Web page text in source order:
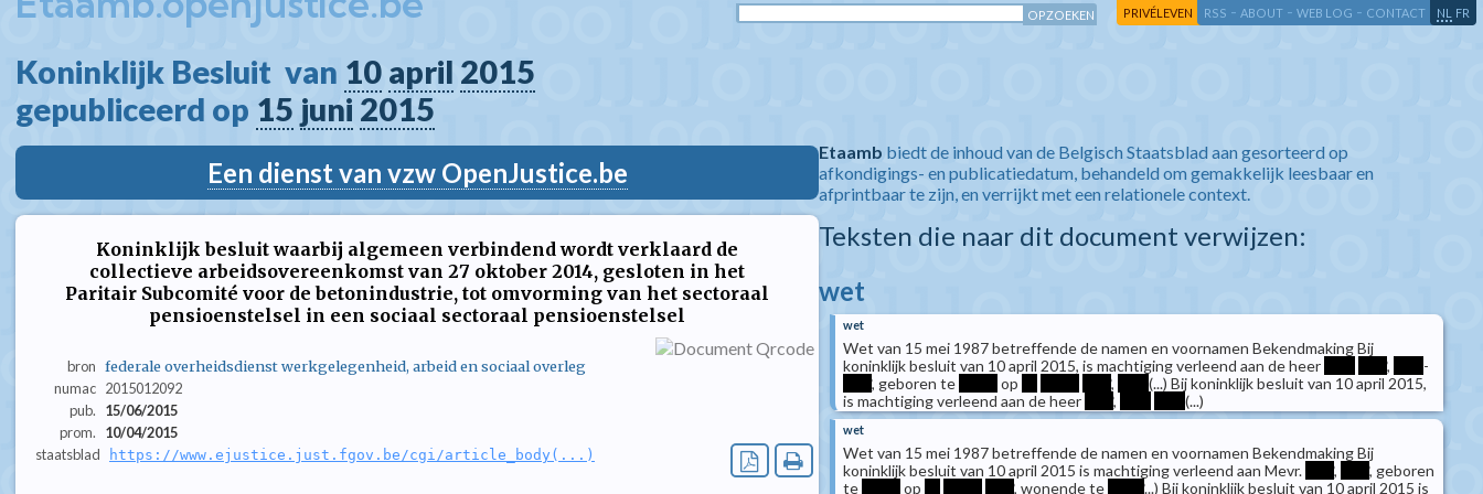
PRIVÉLEVEN RSS - ABOUT - WEB LOG - CONTACT NL FR
Koninklijk Besluit  van 10 april 2015
gepubliceerd op 15 juni 2015
Een dienst van vzw OpenJustice.be
Koninklijk besluit waarbij algemeen verbindend wordt verklaard de
collectieve arbeidsovereenkomst van 27 oktober 2014, gesloten in het
Paritair Subcomité voor de betonindustrie, tot omvorming van het sectoraal
pensioenstelsel in een sociaal sectoraal pensioenstelsel
bron federale overheidsdienst werkgelegenheid, arbeid en sociaal overleg
numac 2015012092
pub.
15/06/2015
prom.
10/04/2015
staatsblad
https://www.ejustice.just.fgov.be/cgi/article_body(...)
Etaamb biedt de inhoud van de Belgisch Staatsblad aan gesorteerd op
afkondigings- en publicatiedatum, behandeld om gemakkelijk leesbaar en
afprintbaar te zijn, en verrijkt met een relationele context.
Teksten die naar dit document verwijzen:
wet
wet
Wet van 15 mei 1987 betreffende de namen en voornamen Bekendmaking Bij
koninklijk besluit van 10 april 2015, is machtiging verleend aan de heer
,
-
, geboren te op ,
(...) Bij koninklijk besluit van 10 april 2015,
is machtiging verleend aan de heer
, (...)
wet
Wet van 15 mei 1987 betreffende de namen en voornamen Bekendmaking Bij
koninklijk besluit van 10 april 2015 is machtiging verleend aan Mevr.
,
, geboren
te
op , wonende te ...) Bij koninklijk besluit van 10 april 2015 is